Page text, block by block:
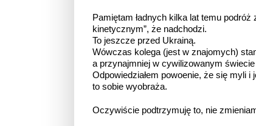
Pamiętam ładnych kilka lat temu
kinetycznym”, że nadchodzi.
To jeszcze przed Ukrainą.
Wówczas kolega (jest w znajomych)
a przynajmniej w cywilizowanym
Odpowiedziałem powoenie, że się myli
to sobie wyobraża.
Oczywiście podtrzymuję to, nie